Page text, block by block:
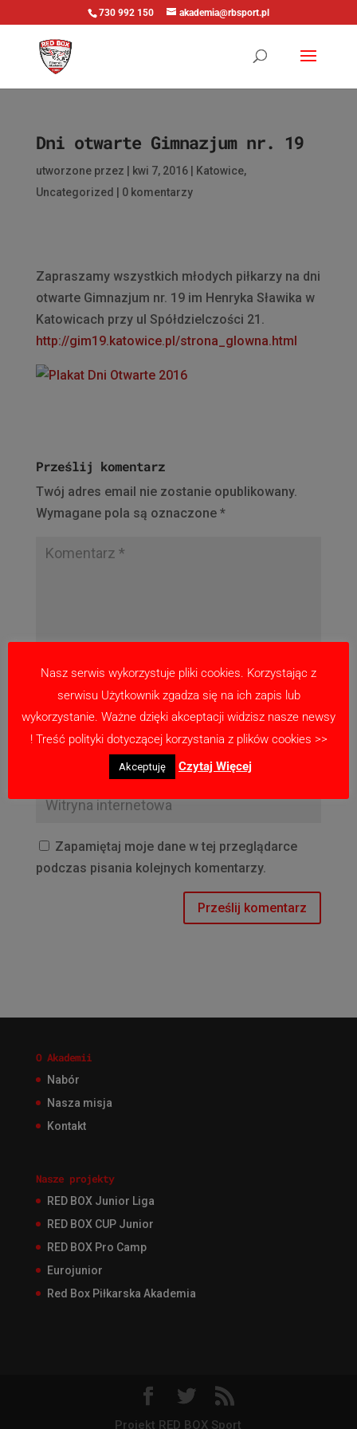
730 992 150 akademia@rbsport.pl
Dni otwarte Gimnazjum nr. 19
utworzone przez kwi 7, 2016| Katowice,
Uncategorized
0 komentarzy
Zapraszamy wszystkich młodych piłkarzy na dni
otwarte Gimnazjum nr. 19 im Henryka Sławika w
Katowicach przy ul Spółdzielczości 21.
http://gim19.katowice.pl/strona_glowna.html
Prześlij komentarz
Twój adres email nie zostanie opublikowany.
Wymagane pola są oznaczone *
Zapamiętaj moje dane w tej przeglądarce
podczas pisania kolejnych komentarzy.
O Akademii
Nabór
Nasza misja
Kontakt
Nasze projekty
RED BOX Junior Liga
RED BOX CUP Junior
RED BOX Pro Camp
Eurojunior
Red Box Piłkarska Akademia
Projekt RED BOX Sport
Nasz serwis wykorzystuje pliki cookies. Korzystając z
serwisu Użytkownik zgadza się na ich zapis lub
wykorzystanie. Ważne dzięki akceptacji widzisz nasze newsy
! Treść polityki dotyczącej korzystania z plików cookies >>
Akceptuję Czytaj Więcej